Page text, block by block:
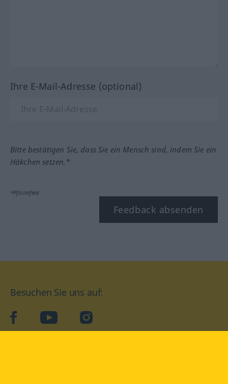
Ihre E-Mail-Adresse (optional)
Bitte bestätigen Sie, dass Sie ein Mensch sind, indem Sie ein
Häkchen setzen.*
*Pflichtfeld
Feedback absenden
Besuchen Sie uns auf:
facebookYouTube Instagram